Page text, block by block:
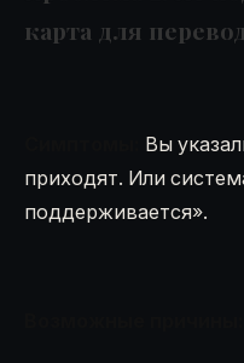
карта для
Вы
приходят. Или
поддерживается».